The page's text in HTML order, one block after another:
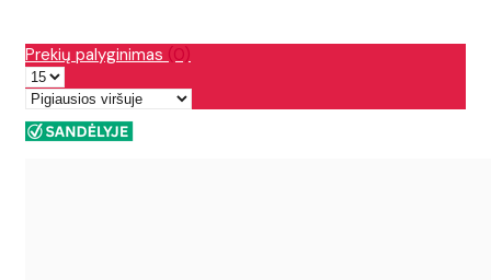
Prekių palyginimas (0)